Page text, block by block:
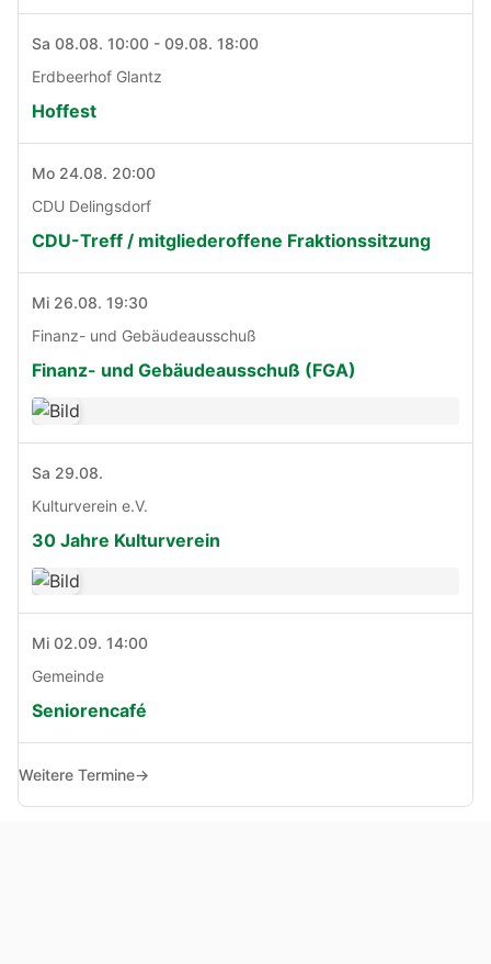
Sa 08.08. 10:00 - 09.08. 18:00
Erdbeerhof Glantz
Hoffest
Mo 24.08. 20:00
CDU Delingsdorf
CDU-Treff / mitgliederoffene Fraktionssitzung
Mi 26.08. 19:30
Finanz- und Gebäudeausschuß
Finanz- und Gebäudeausschuß (FGA)
Sa 29.08.
Kulturverein e.V.
30 Jahre Kulturverein
Mi 02.09. 14:00
Gemeinde
Seniorencafé
Weitere Termine→